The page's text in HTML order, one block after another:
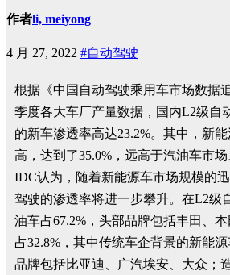
作者li, meiyong
4 月 27, 2022 #自动驾驶
根据《中国自动驾驶乘用车市场数据
季度各大车厂产量数据，国内L2级自
的新车渗透率高达23.2%。其中，新
高，达到了35.0%，远高于汽油车市场
IDC认为，随着新能源车市场规模的
驾驶的渗透率将进一步攀升。在L2级
油车占67.2%，头部品牌包括丰田、
占32.8%，其中传统车企背景的新能
品牌包括比亚迪
、广汽埃安、大众；